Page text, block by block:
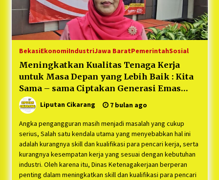
Support Camat Kedungwaringin Memberikan
Logistik Ke Posko Jurpala Kosmi
1 tahun ago
Ucapan Terimakasih Ketua Umum Jurpala
Cepat Polres Metro Bekasi dan Polsek Cikarang
Pengusiran Pendirian Posko
1 tahun ago
Kodim 0509 Kabupaten Bekasi Terima 20
Perahu Bantuan Dari Panglima TNI
1 tahun ago
Jelang Ramadhan, Kecamatan Cikarang Pusat
Gelar STQ ke-VII
1 tahun ago
BekasiEkonomiIndustriJawa BaratPemerintahSosial
Meningkatkan Kualitas Tenaga Kerja
untuk Masa Depan yang Lebih Baik : Kita
Sama – sama Ciptakan Generasi Emas
yang Inovatif !
Liputan Cikarang 7 bulan ago
Angka pengangguran masih menjadi masalah yang cukup
serius, Salah satu kendala utama yang menyebabkan hal ini
adalah kurangnya skill dan kualifikasi para pencari kerja, serta
kurangnya kesempatan kerja yang sesuai dengan kebutuhan
industri. Oleh karena itu, Dinas Ketenagakerjaan berperan
penting dalam meningkatkan skill dan kualifikasi para pencari